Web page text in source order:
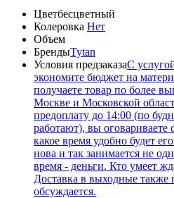
Цветбесцветный
Колеровка Нет
Объем
БрендыTytan
Условия предзаказаС
экономите бюджет на
получаете товар по более
Москве и Московской
предоплату до 14:00 (по
работают), вы оговариваете
какое время удобно будет
нова и так занимается не
время - деньги. Кто умеет
Доставка в выходные также
обсуждается.